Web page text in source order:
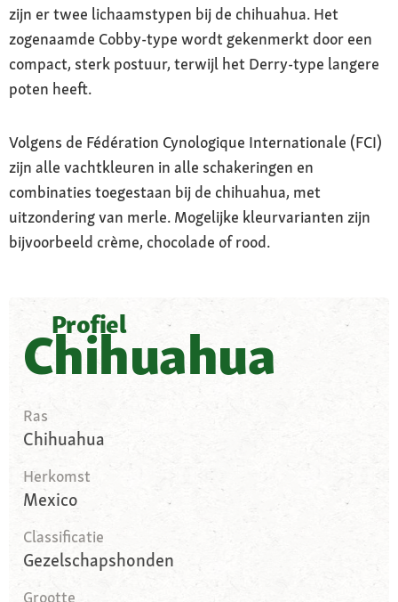
zijn er twee lichaamstypen bij de chihuahua. Het
zogenaamde Cobby-type wordt gekenmerkt door een
compact, sterk postuur, terwijl het Derry-type langere
poten heeft.
Volgens de Fédération Cynologique Internationale (FCI)
zijn alle vachtkleuren in alle schakeringen en
combinaties toegestaan bij de chihuahua, met
uitzondering van merle. Mogelijke kleurvarianten zijn
bijvoorbeeld crème, chocolade of rood.
Profiel
Chihuahua
Ras
Chihuahua
Herkomst
Mexico
Classificatie
Gezelschapshonden
Grootte